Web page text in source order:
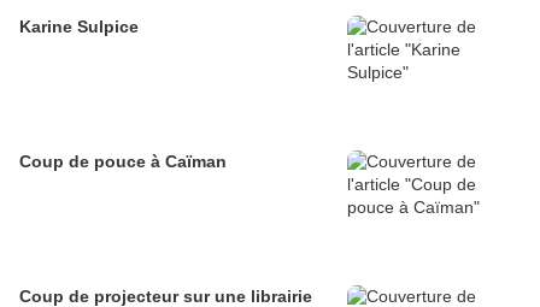
Karine Sulpice
Coup de pouce à Caïman
Coup de projecteur sur une librairie